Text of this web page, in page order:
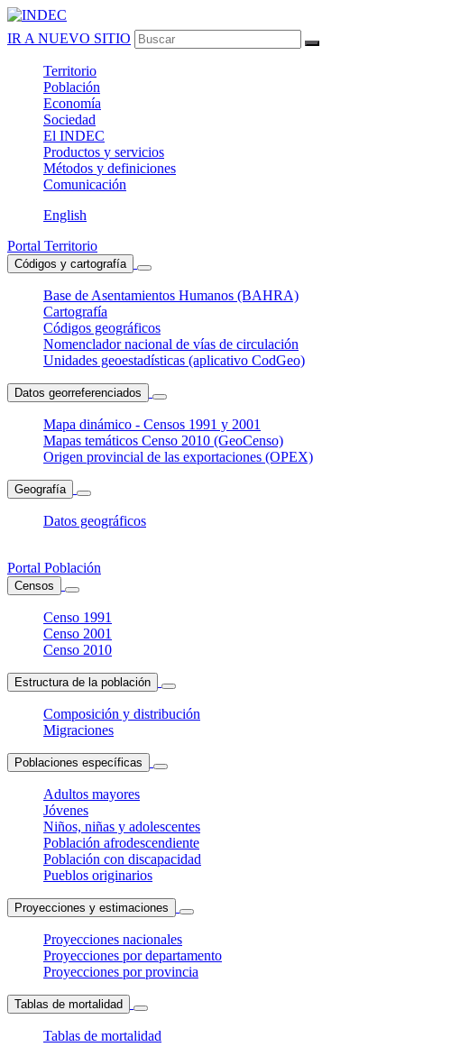
IR A NUEVO SITIO
Territorio
Población
Economía
Sociedad
El INDEC
Productos y servicios
Métodos y definiciones
Comunicación
English
Portal Territorio
Códigos y cartografía
Base de Asentamientos Humanos (BAHRA)
Cartografía
Códigos geográficos
Nomenclador nacional de vías de circulación
Unidades geoestadísticas (aplicativo CodGeo)
Datos georreferenciados
Mapa dinámico - Censos 1991 y 2001
Mapas temáticos Censo 2010 (GeoCenso)
Origen provincial de las exportaciones (OPEX)
Geografía
Datos geográficos
Portal Población
Censos
Censo 1991
Censo 2001
Censo 2010
Estructura de la población
Composición y distribución
Migraciones
Poblaciones específicas
Adultos mayores
Jóvenes
Niños, niñas y adolescentes
Población afrodescendiente
Población con discapacidad
Pueblos originarios
Proyecciones y estimaciones
Proyecciones nacionales
Proyecciones por departamento
Proyecciones por provincia
Tablas de mortalidad
Tablas de mortalidad